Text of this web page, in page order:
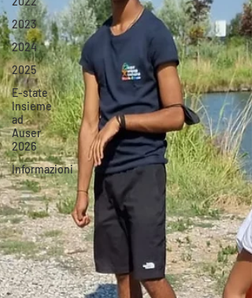
2023
2024
2025
E-state
Insieme
ad
Auser
2026
Informazioni